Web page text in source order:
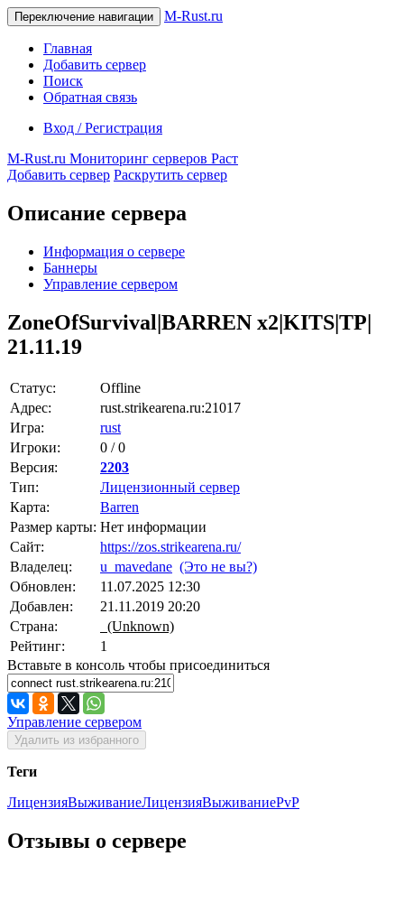
Переключение навигации M-Rust.ru
Главная
Добавить сервер
Поиск
Обратная связь
Вход / Регистрация
M-Rust.ru Мониторинг серверов Раст
Добавить сервер Раскрутить сервер
Описание сервера
Информация о сервере
Баннеры
Управление сервером
ZoneOfSurvival|BARREN x2|KITS|TP|
21.11.19
Статус:
Offline
Адрес:
rust.strikearena.ru:21017
Игра:
rust
Игроки:
0 / 0
Версия:
2203
Тип:
Лицензионный сервер
Карта:
Barren
Размер карты: Нет информации
Сайт:
https://zos.strikearena.ru/
Владелец:
u_mavedane (Это не вы?)
Обновлен:
11.07.2025 12:30
Добавлен:
21.11.2019 20:20
Страна:
(Unknown)
Рейтинг:
1
Вставьте в консоль чтобы присоединиться
Управление сервером
Удалить из избранного
Теги
ЛицензияВыживаниеЛицензияВыживаниеPvP
Отзывы о сервере